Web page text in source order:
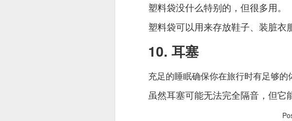
塑料袋没什么特别的，但很多用。
塑料袋可以用来存放鞋子、装脏衣
10. 耳塞
充足的睡眠确保你在旅行时有足够的
虽然耳塞可能无法完全隔音，但它